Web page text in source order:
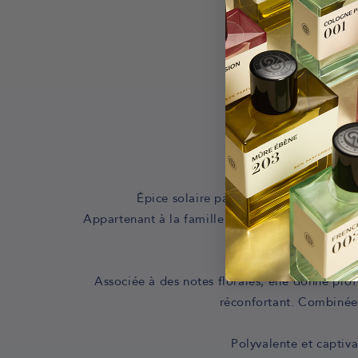
Épice solaire par excellence, la
Appartenant à la famille des épicés, elle
Associée à des notes florales, elle donne
réconfortant.
Polyvalente et